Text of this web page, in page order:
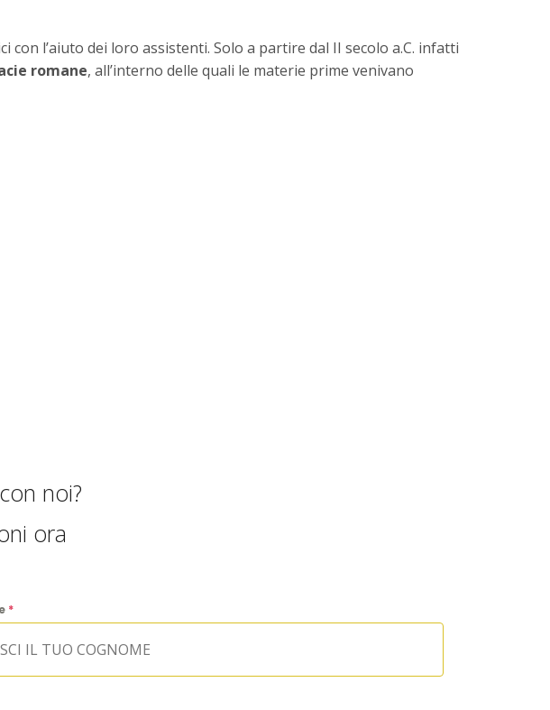
l’aiuto dei loro assistenti. Solo a partire dal II secolo a.C. infatti
romane, all’interno delle quali le materie prime venivano
noi?
ora
*